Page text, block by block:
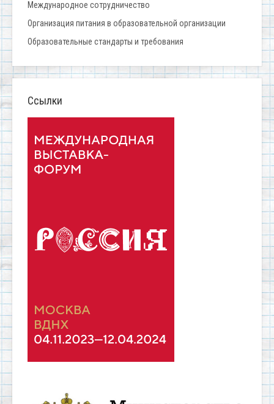
Международное сотрудничество
Организация питания в образовательной организации
Образовательные стандарты и требования
Ссылки